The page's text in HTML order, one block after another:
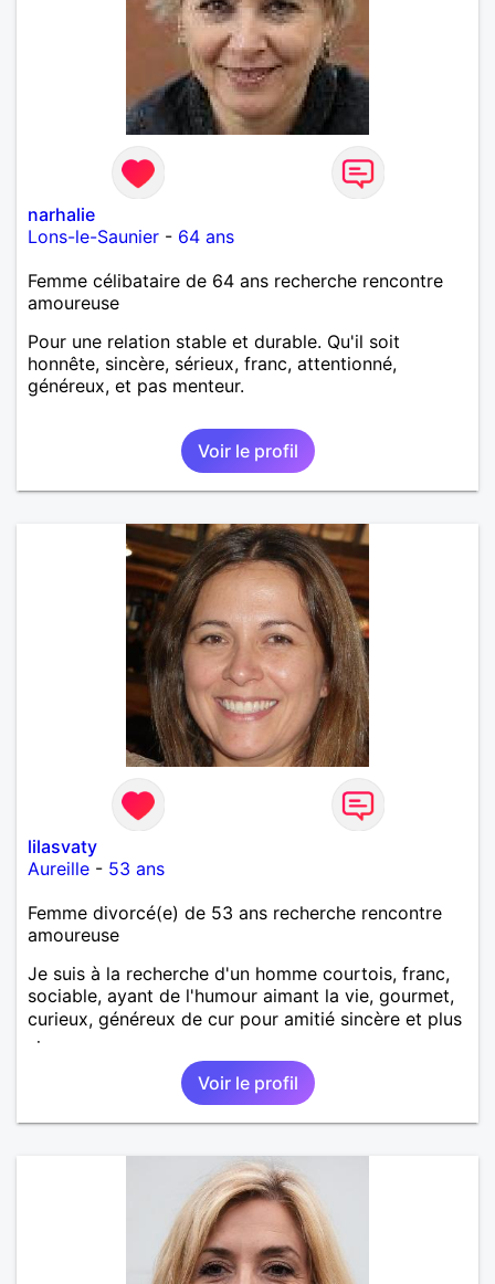
narhalie
Lons-le-Saunier - 64 ans
Femme célibataire de 64 ans recherche rencontre
amoureuse
Pour une relation stable et durable. Qu'il soit
honnête, sincère, sérieux, franc, attentionné,
généreux, et pas menteur.
Voir le profil
lilasvaty
Aureille - 53 ans
Femme divorcé(e) de 53 ans recherche rencontre
amoureuse
Je suis à la recherche d'un homme courtois, franc,
sociable, ayant de l'humour aimant la vie, gourmet,
curieux, généreux de cur pour amitié sincère et plus
si.
Voir le profil